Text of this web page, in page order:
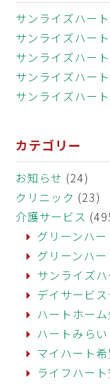
サンライズハー
サンライズハー
サンライズハー
サンライズハー
サンライズハー
カテゴリー
お知らせ (24)
クリニック (23)
介護サービス
グリーンハー
グリーンハ
サンライズハ
デイサービ
ハートホー
ハートみらい
マイハート希
ライフハー